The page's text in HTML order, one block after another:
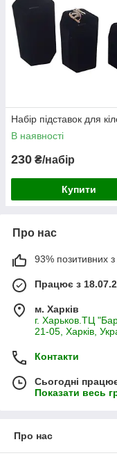
Набір підставок для
В наявності
230 ₴/набір
Купити
Про нас
93% позитивних з
Працює з
м. Харків
г. Харьков.ТЦ
21-05, Харків,
Контакти
Сьогодні
Показати весь
Про нас